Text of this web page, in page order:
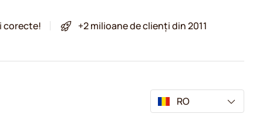
corecte! +2 milioane de clienți din 2011
RO